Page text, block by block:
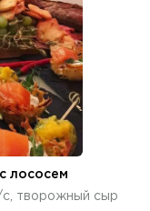
лососем
с, творожный сыр